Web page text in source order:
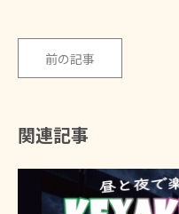
前の記事
関連記事